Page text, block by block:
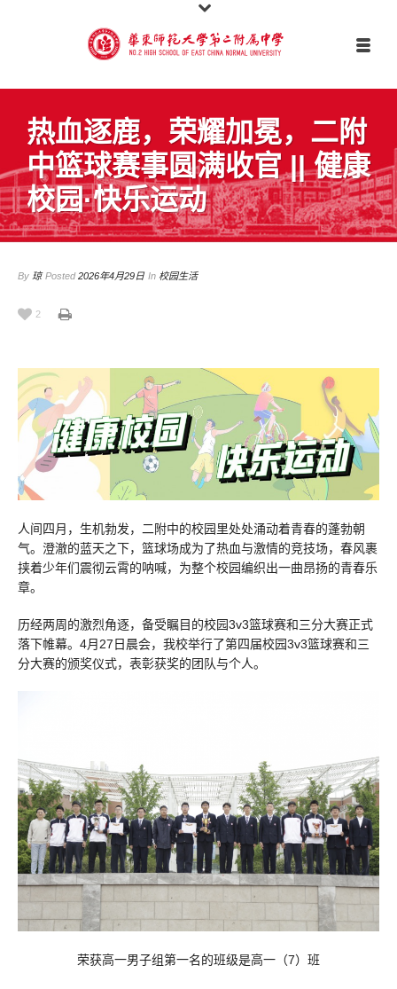
热血逐鹿，荣耀加冕，二附
中篮球赛事圆满收官 || 健康
校园·快乐运动
By 琼 Posted2026年4月29日 In 校园生活
2
人间四月，生机勃发，二附中的校园里处处涌动着青春的蓬勃朝
气。澄澈的蓝天之下，篮球场成为了热血与激情的竞技场，春风裹
挟着少年们震彻云霄的呐喊，为整个校园编织出一曲昂扬的青春乐
章。
历经两周的激烈角逐，备受瞩目的校园3v3篮球赛和三分大赛正式
落下帷幕。4月27日晨会，我校举行了第四届校园3v3篮球赛和三
分大赛的颁奖仪式，表彰获奖的团队与个人。
荣获高一男子组第一名的班级是高一（7）班